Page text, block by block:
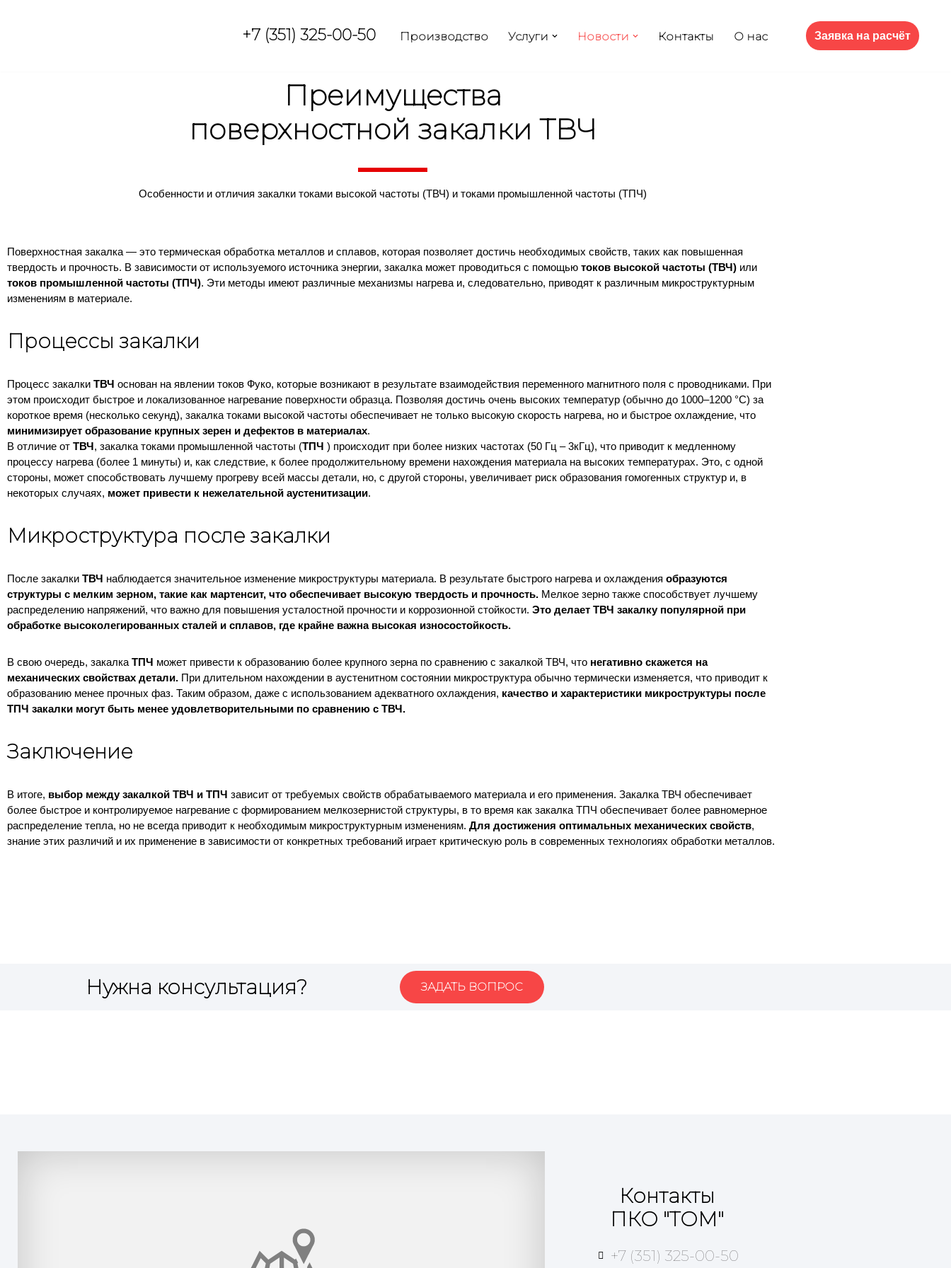
+7 (351) 325-00-50 Производство Услуги Новости Контакты О нас Заявка на расчёт
Преимущества
поверхностной закалки ТВЧ
Особенности и отличия закалки токами высокой частоты (ТВЧ) и токами промышленной частоты (ТПЧ)
Поверхностная закалка — это термическая обработка металлов и сплавов, которая позволяет достичь необходимых свойств, таких как повышенная
твердость и прочность. В зависимости от используемого источника энергии, закалка может проводиться с помощью токов высокой частоты (ТВЧ) или
токов промышленной частоты (ТПЧ). Эти методы имеют различные механизмы нагрева и, следовательно, приводят к различным микроструктурным
изменениям в материале.
Процессы закалки
Процесс закалки ТВЧ основан на явлении токов Фуко, которые возникают в результате взаимодействия переменного магнитного поля с проводниками. При
этом происходит быстрое и локализованное нагревание поверхности образца. Позволяя достичь очень высоких температур (обычно до 1000–1200 °C) за
короткое время (несколько секунд), закалка токами высокой частоты обеспечивает не только высокую скорость нагрева, но и быстрое охлаждение, что
минимизирует образование крупных зерен и дефектов в материалах.
В отличие от ТВЧ, закалка токами промышленной частоты (ТПЧ ) происходит при более низких частотах (50 Гц – 3кГц), что приводит к медленному
процессу нагрева (более 1 минуты) и, как следствие, к более продолжительному времени нахождения материала на высоких температурах. Это, с одной
стороны, может способствовать лучшему прогреву всей массы детали, но, с другой стороны, увеличивает риск образования гомогенных структур и, в
некоторых случаях, может привести к нежелательной аустенитизации.
Микроструктура после закалки
После закалки ТВЧ наблюдается значительное изменение микроструктуры материала. В результате быстрого нагрева и охлаждения образуются
структуры с мелким зерном, такие как мартенсит, что обеспечивает высокую твердость и прочность. Мелкое зерно также способствует лучшему
распределению напряжений, что важно для повышения усталостной прочности и коррозионной стойкости. Это делает ТВЧ закалку популярной при
обработке высоколегированных сталей и сплавов, где крайне важна высокая износостойкость.
В свою очередь, закалка ТПЧ может привести к образованию более крупного зерна по сравнению с закалкой ТВЧ, что негативно скажется на
механических свойствах детали. При длительном нахождении в аустенитном состоянии микроструктура обычно термически изменяется, что приводит к
образованию менее прочных фаз. Таким образом, даже с использованием адекватного охлаждения, качество и характеристики микроструктуры после
ТПЧ закалки могут быть менее удовлетворительными по сравнению с ТВЧ.
Заключение
В итоге, выбор между закалкой ТВЧ и ТПЧ зависит от требуемых свойств обрабатываемого материала и его применения. Закалка ТВЧ обеспечивает
более быстрое и контролируемое нагревание с формированием мелкозернистой структуры, в то время как закалка ТПЧ обеспечивает более равномерное
распределение тепла, но не всегда приводит к необходимым микроструктурным изменениям. Для достижения оптимальных механических свойств,
знание этих различий и их применение в зависимости от конкретных требований играет критическую роль в современных технологиях обработки металлов.
Нужна консультация? ЗАДАТЬ ВОПРОС
Контакты
ПКО "ТОМ"
+7 (351) 325-00-50